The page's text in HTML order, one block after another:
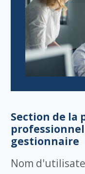
Section de la
gestionnaire
Nom